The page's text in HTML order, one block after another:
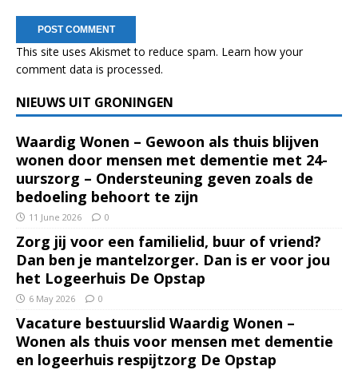
This site uses Akismet to reduce spam. Learn how your
comment data is processed.
NIEUWS UIT GRONINGEN
Waardig Wonen – Gewoon als thuis blijven
wonen door mensen met dementie met 24-
uurszorg – Ondersteuning geven zoals de
bedoeling behoort te zijn
11 June 2026 0
Zorg jij voor een familielid, buur of vriend?
Dan ben je mantelzorger. Dan is er voor jou
het Logeerhuis De Opstap
6 May 2026 0
Vacature bestuurslid Waardig Wonen –
Wonen als thuis voor mensen met dementie
en logeerhuis respijtzorg De Opstap